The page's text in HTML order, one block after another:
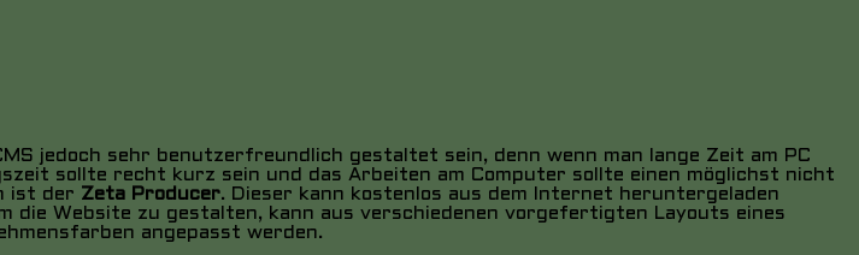
jedoch sehr benutzerfreundlich gestaltet sein, denn wenn man lange Zeit am PC
sollte recht kurz sein und das Arbeiten am Computer sollte einen möglichst nicht
ist der Zeta Producer. Dieser kann kostenlos aus dem Internet heruntergeladen
Website zu gestalten, kann aus verschiedenen vorgefertigten Layouts eines
angepasst werden.